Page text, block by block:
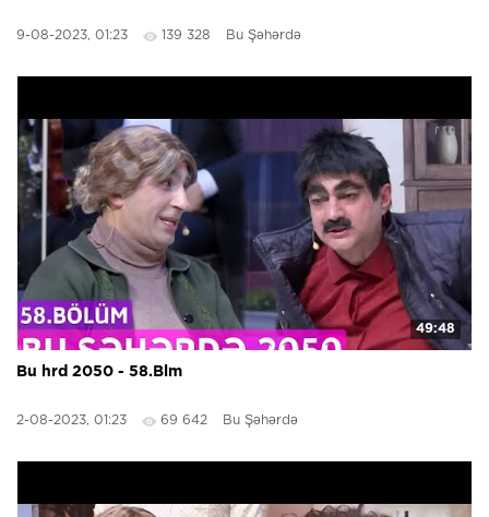
9-08-2023, 01:23 139 328 Bu Şəhərdə
49:48
Bu hrd 2050 - 58.Blm
2-08-2023, 01:23 69 642 Bu Şəhərdə